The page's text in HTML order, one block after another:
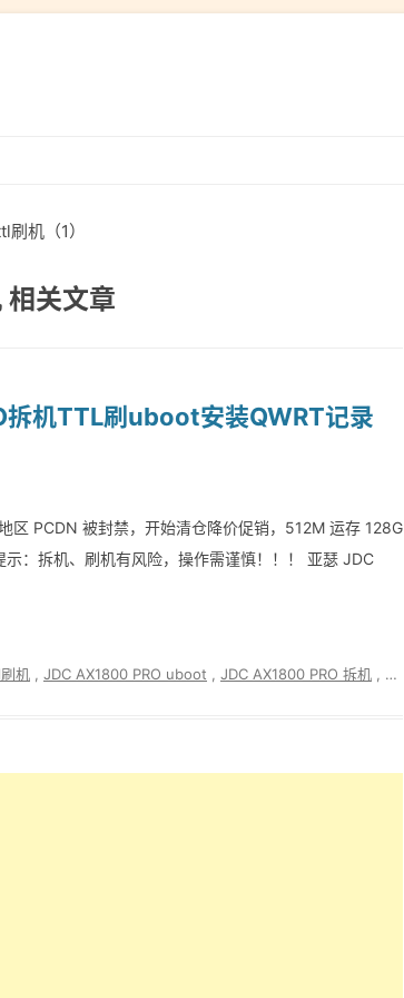
机（1）
关文章
机TTL刷uboot安装QWRT记录
PCDN 被封禁，开始清仓降价促销，512M 运存 128G
：拆机、刷机有风险，操作需谨慎！！！ 亚瑟 JDC
机 JDC AX1800 PRO uboot JDC AX1800 PRO 拆机